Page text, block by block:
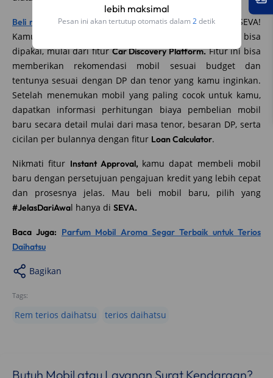
lebih maksimal
Pesan ini akan tertutup otomatis dalam 1detik
Beli mobil Daihatsu Terios baru dengan cicilan terbaik
di SEVA!
Kamu bisa mencoba berbagai fitur unggulan yang bisa
dipakai, mulai dari fiturCar Discovery Platform.Fitur ini bisa
memberikan rekomendasi mobil sesuai budget dan
tentunya sesuai dengan DP dan tenor yang kamu inginkan.
Setelah menemukan mobil yang paling cocok untuk kamu,
dapatkan informasi perhitungan biaya pembelian mobil
baru secara detail mulai dari masa tenor, besaran DP, serta
cicilan per bulannya dengan fitur Loan Calculator.
Nikmati fitur Instant Approval, kamu dapat membeli mobil
baru dengan persetujuan pengajuan kredit yang lebih cepat
dan prosesnya jelas. Mau beli mobil baru, pilih yang
#JelasDariAwal hanya di SEVA.
Baca Juga: Parfum Mobil Aroma Segar Terbaik untuk Terios
Daihatsu
Bagikan
Tags:
Rem terios daihatsu terios daihatsu
Butuh Mobil atau Layanan Surat Kendaraan?